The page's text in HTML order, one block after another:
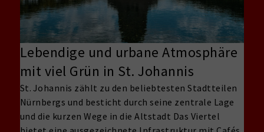
Lebendige und urbane Atmosphäre
mit viel Grün in St. Johannis
St. Johannis zählt zu den beliebtesten Stadtteilen
Nürnbergs und besticht durch seine zentrale Lage
und die kurzen Wege in die Altstadt Das Viertel